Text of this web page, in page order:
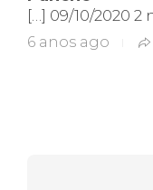
[…] 09/10/2020
6 anos ago